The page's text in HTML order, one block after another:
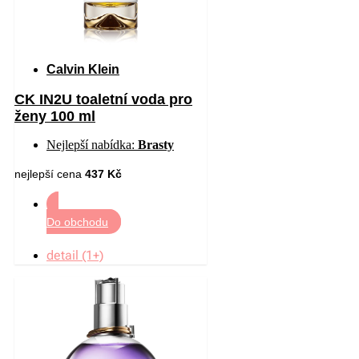
Calvin Klein
CK IN2U toaletní voda pro
ženy 100 ml
Nejlepší nabídka: Brasty
nejlepší cena 437 Kč
Do obchodu
detail (1+)